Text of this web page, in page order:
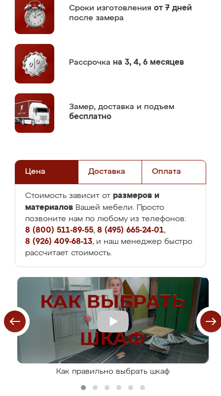
Сроки изготовления от 7 дней
после замера
Рассрочка на 3, 4, 6 месяцев
Замер, доставка и подъем
бесплатно
Цена Доставка Оплата
Стоимость зависит от размеров и
материалов Вашей мебели. Просто
позвоните нам по любому из телефонов:
8 (800) 511-89-55, 8 (495) 665-24-01,
8 (926) 409-68-13, и наш менеджер быстро
рассчитает стоимость.
Как правильно выбрать шкаф